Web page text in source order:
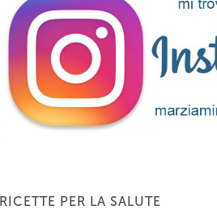
RICETTE PER LA SALUTE